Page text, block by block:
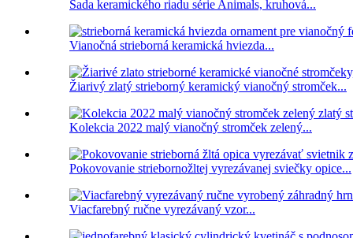
Sada keramického riadu série Animals, kruhová...
Vianočná strieborná keramická hviezda...
Žiarivý zlatý strieborný keramický vianočný stromček...
Kolekcia 2022 malý vianočný stromček zelený...
Pokovovanie striebornožltej vyrezávanej sviečky opice...
Viacfarebný ručne vyrezávaný vzor...